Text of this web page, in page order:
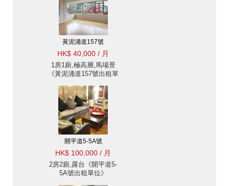
黃泥涌道157號
HK$ 40,000 / 月
1房1廁,極高層,馬場景
《黃泥涌道157號出租單
開平道5-5A號
HK$ 100,000 / 月
2房2廁,露台《開平道5-
5A號出租單位》